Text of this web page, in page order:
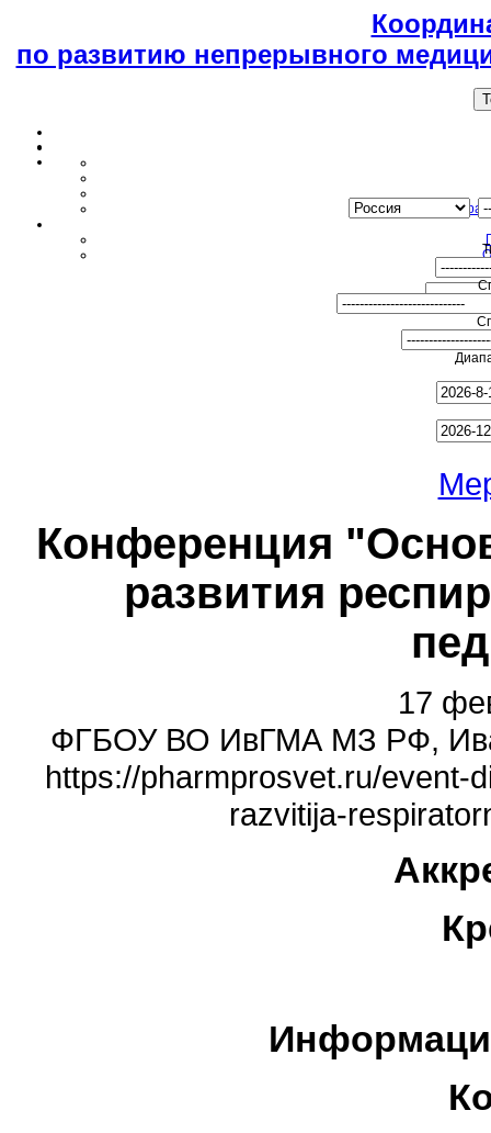
по развитию непрерывного
Конференция
развития
17
ФГБОУ ВО ИвГМА МЗ РФ,
https://pharmprosvet.ru/event-
razvitija-